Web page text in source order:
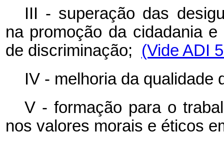
III - superação das
na promoção da cidadania
de discriminação; (Vide ADI
IV - melhoria da qualidade
V - formação para o
nos valores morais e éticos